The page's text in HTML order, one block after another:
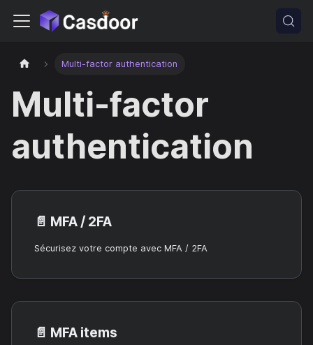
Multi-factor authentication
Multi-factor
authentication
📄️ MFA / 2FA
Sécurisez votre compte avec MFA / 2FA
📄️ MFA items